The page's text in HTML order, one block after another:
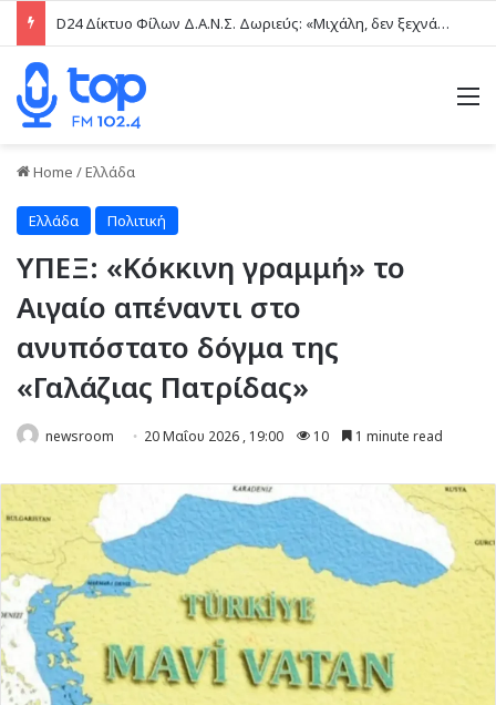
D24 Δίκτυο Φίλων Δ.Α.Ν.Σ. Δωριεύς: «Μιχάλη, δεν ξεχνάμε – Η βία δεν είναι μαγκιά»
Home /Ελλάδα
Ελλάδα Πολιτική
ΥΠΕΞ: «Κόκκινη γραμμή» το
Αιγαίο απέναντι στο
ανυπόστατο δόγμα της
«Γαλάζιας Πατρίδας»
newsroom 20 Μαΐου 2026 , 19:00 10 1 minute read